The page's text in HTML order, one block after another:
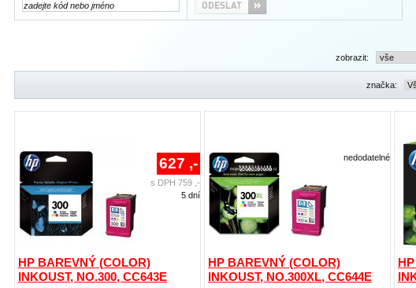
zobrazit:
značka:
HP BAREVNÝ (COLOR)
INKOUST, NO.300, CC643E
627 ,-
s DPH 759 ,-
5 dní
HP BAREVNÝ (COLOR)
INKOUST, NO.300XL, CC644E
nedodatelné